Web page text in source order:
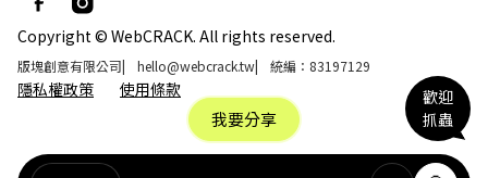
我要分享
歡迎
抓蟲
Copyright © WebCRACK. All rights reserved.
版塊創意有限公司| hello@webcrack.tw| 統編：83197129
隱私權政策 使用條款